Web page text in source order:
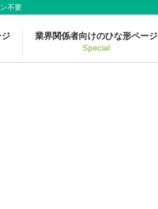
不要
業界関係者向けのひな形ページ
Special